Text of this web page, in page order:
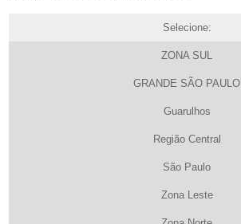
Selecione:
ZONA SUL
GRANDE SÃO PAULO
Guarulhos
Região Central
São Paulo
Zona Leste